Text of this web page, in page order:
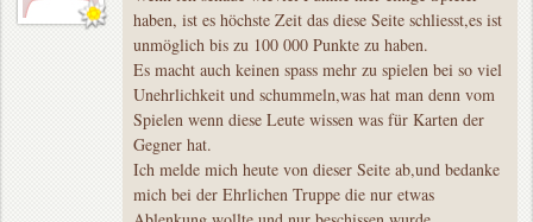
haben, ist es höchste Zeit das diese Seite schliesst,es ist
unmöglich bis zu 100 000 Punkte zu haben.
Es macht auch keinen spass mehr zu spielen bei so viel
Unehrlichkeit und schummeln,was hat man denn vom
Spielen wenn diese Leute wissen was für Karten der
Gegner hat.
Ich melde mich heute von dieser Seite ab,und bedanke
mich bei der Ehrlichen Truppe die nur etwas